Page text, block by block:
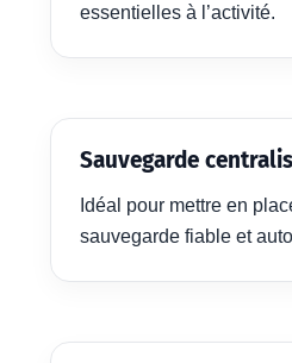
essentielles à l’activité.
Sauvegarde
Idéal pour mettre en
sauvegarde fiable et